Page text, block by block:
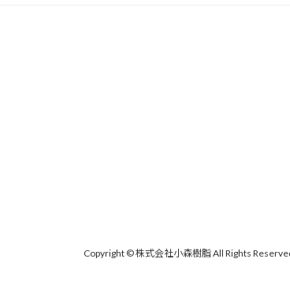
Copyright © 株式会社小森樹脂 All Rights